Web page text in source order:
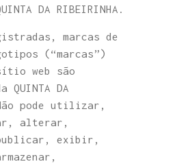
DA RIBEIRINHA.
marcas de
(“marcas”)
web são
QUINTA DA
pode utilizar,
alterar,
exibir,